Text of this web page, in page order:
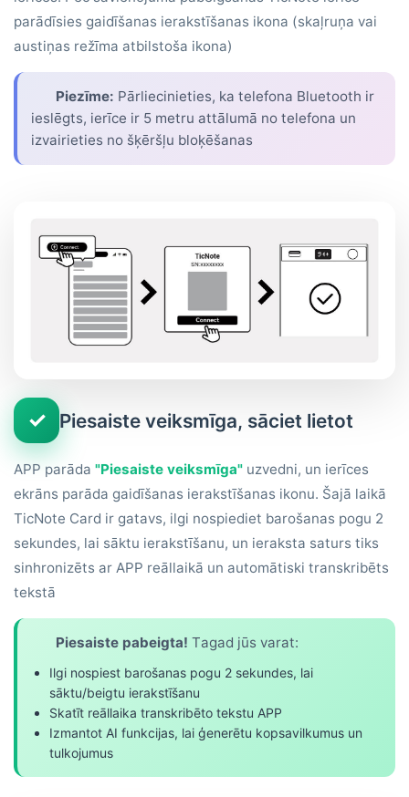
parādīsies gaidīšanas ierakstīšanas ikona (skaļruņa vai
austiņas režīma atbilstoša ikona)
Piezīme: Pārliecinieties, ka telefona Bluetooth ir
ieslēgts, ierīce ir 5 metru attālumā no telefona un
izvairieties no šķēršļu bloķēšanas
✓ Piesaiste veiksmīga, sāciet lietot
APP parāda "Piesaiste veiksmīga" uzvedni, un ierīces
ekrāns parāda gaidīšanas ierakstīšanas ikonu. Šajā laikā
TicNote Card ir gatavs, ilgi nospiediet barošanas pogu 2
sekundes, lai sāktu ierakstīšanu, un ieraksta saturs tiks
sinhronizēts ar APP reāllaikā un automātiski transkribēts
tekstā
Piesaiste pabeigta! Tagad jūs varat:
Ilgi nospiest barošanas pogu 2 sekundes, lai
sāktu/beigtu ierakstīšanu
Skatīt reāllaika transkribēto tekstu APP
Izmantot AI funkcijas, lai ģenerētu kopsavilkumus un
tulkojumus